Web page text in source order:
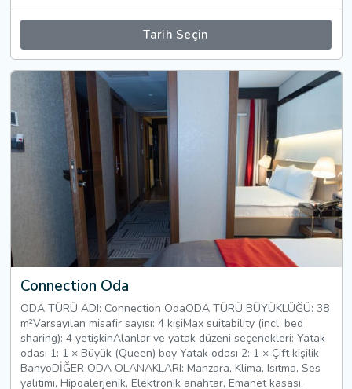
Tarih Seçin
Connection Oda
ODA TÜRÜ ADI: Connection OdaODA TÜRÜ BÜYÜKLÜĞÜ: 38
m²Varsayılan misafir sayısı: 4 kişiMax suitability (incl. bed
sharing): 4 yetişkinAlanlar ve yatak düzeni seçenekleri: Yatak
odası 1: 1 × Büyük (Queen) boy Yatak odası 2: 1 × Çift kişilik
BanyoDİĞER ODA OLANAKLARI: Manzara, Klima, Isıtma, Ses
yalıtımı, Hipoalerjenik, Elektronik anahtar, Emanet kasası,